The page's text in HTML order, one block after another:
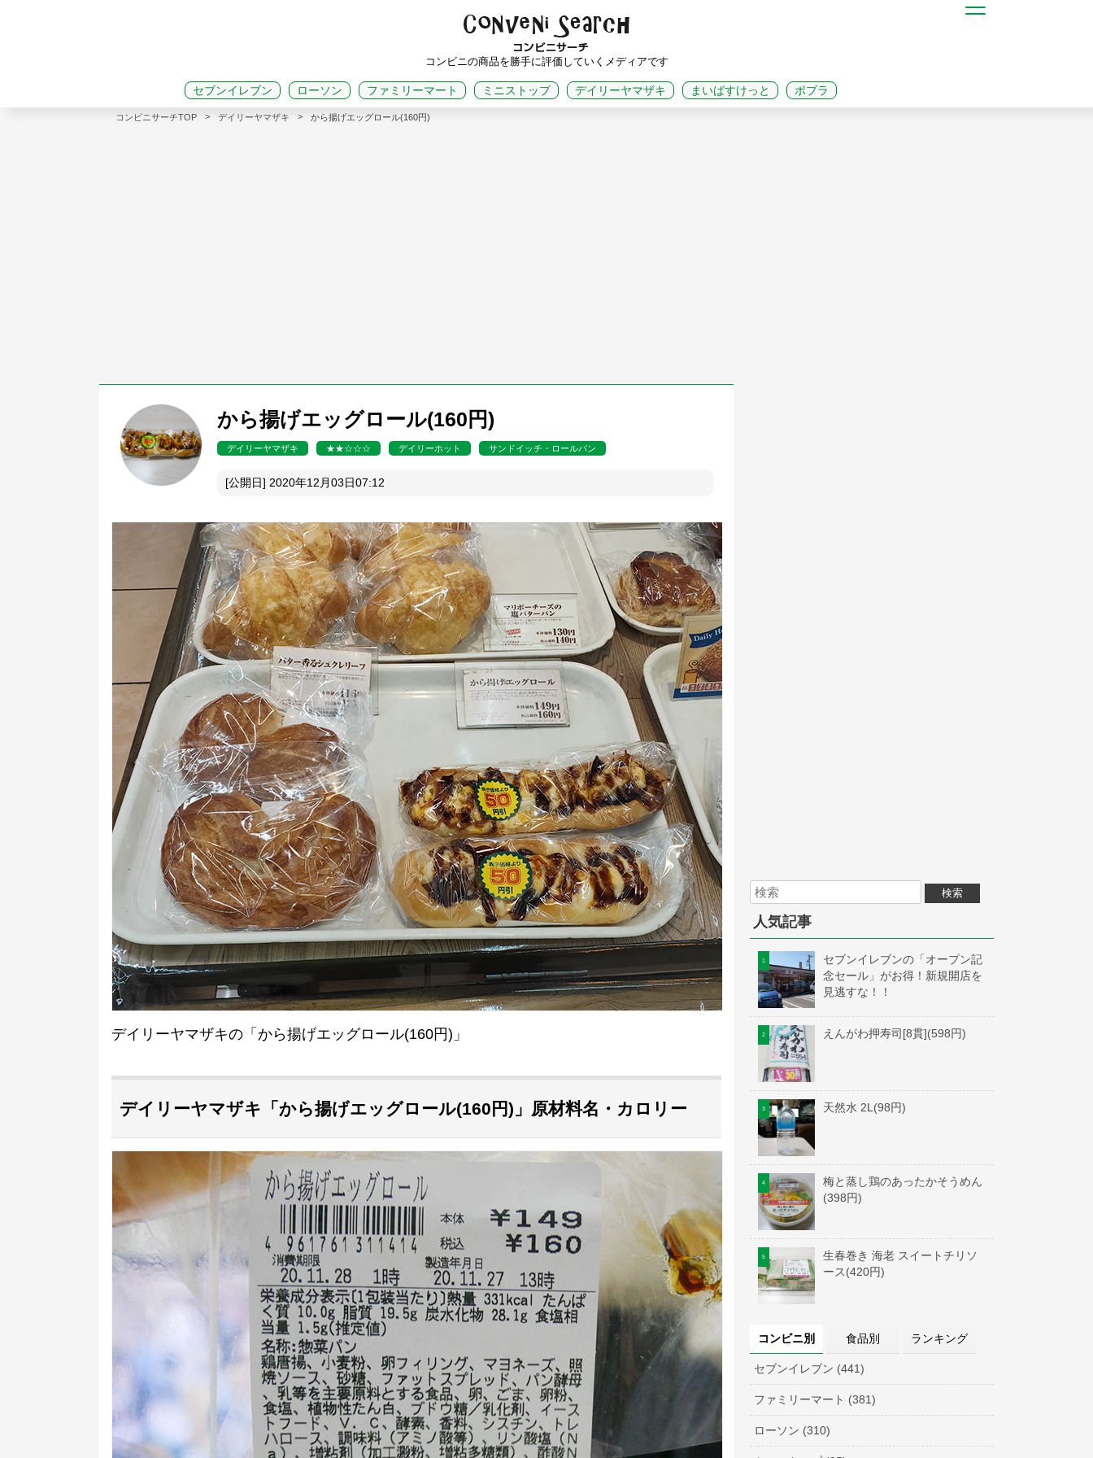
コンビニの商品を勝手に評価していくメディアです
セブンイレブン ローソン ファミリーマート ミニストップ デイリーヤマザキ まいばすけっと ポプラ
コンビニサーチTOP > デイリーヤマザキ > から揚げエッグロール(160円)
から揚げエッグロール(160円)
デイリーヤマザキ ★★☆☆☆ デイリーホット サンドイッチ・ロールパン
[公開日] 2020年12月03日07:12
デイリーヤマザキの「から揚げエッグロール(160円)」
デイリーヤマザキ「から揚げエッグロール(160円)」原材料名・カロリー
人気記事
セブンイレブンの「オープン記
念セール」がお得！新規開店を
見逃すな！！
えんがわ押寿司[8貫](598円)
天然水 2L(98円)
梅と蒸し鶏のあったかそうめん
(398円)
生春巻き 海老 スイートチリソ
ース(420円)
コンビニ別 食品別 ランキング
セブンイレブン (441)
ファミリーマート (381)
ローソン (310)